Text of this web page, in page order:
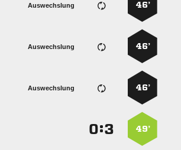
46’
Auswechslung
46’
Auswechslung
46’
Auswechslung
49’
: